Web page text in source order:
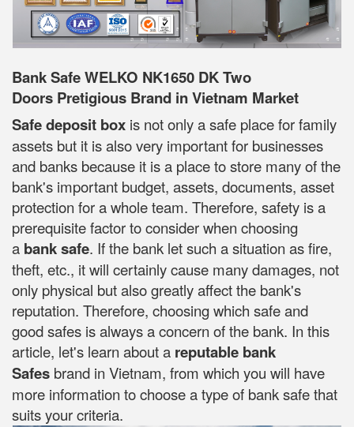
Bank Safe WELKO NK1650 DK Two
Doors Pretigious Brand in Vietnam Market
Safe deposit box is not only a safe place for family
assets but it is also very important for businesses
and banks because it is a place to store many of the
bank's important budget, assets, documents, asset
protection for a whole team. Therefore, safety is a
prerequisite factor to consider when choosing
a bank safe. If the bank let such a situation as fire,
theft, etc., it will certainly cause many damages, not
only physical but also greatly affect the bank's
reputation. Therefore, choosing which safe and
good safes is always a concern of the bank. In this
article, let's learn about a reputable bank
Safes brand in Vietnam, from which you will have
more information to choose a type of bank safe that
suits your criteria.